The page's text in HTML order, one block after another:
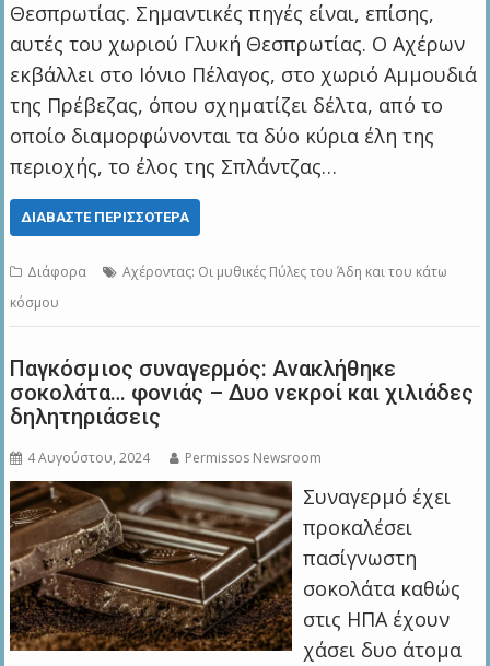
Θεσπρωτίας. Σημαντικές πηγές είναι, επίσης,
αυτές του χωριού Γλυκή Θεσπρωτίας. Ο Αχέρων
εκβάλλει στο Ιόνιο Πέλαγος, στο χωριό Αμμουδιά
της Πρέβεζας, όπου σχηματίζει δέλτα, από το
οποίο διαμορφώνονται τα δύο κύρια έλη της
περιοχής, το έλος της Σπλάντζας…
ΔΙΑΒΆΣΤΕ ΠΕΡΙΣΣΌΤΕΡΑ
Διάφορα
Αχέροντας: Οι μυθικές Πύλες του Άδη και του κάτω
κόσμου
Παγκόσμιος συναγερμός: Ανακλήθηκε
σοκολάτα… φονιάς – Δυο νεκροί και χιλιάδες
δηλητηριάσεις
4 Αυγούστου, 2024 Permissos Newsroom
Συναγερμό έχει
προκαλέσει
πασίγνωστη
σοκολάτα καθώς
στις ΗΠΑ έχουν
χάσει δυο άτομα